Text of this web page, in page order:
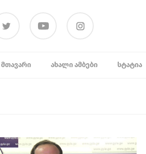
ᲛᲗᲐᲕᲐᲠᲘ ᲐᲮᲐᲚᲘ ᲐᲛᲑᲔᲑᲘ ᲡᲢᲐᲢᲘᲐ